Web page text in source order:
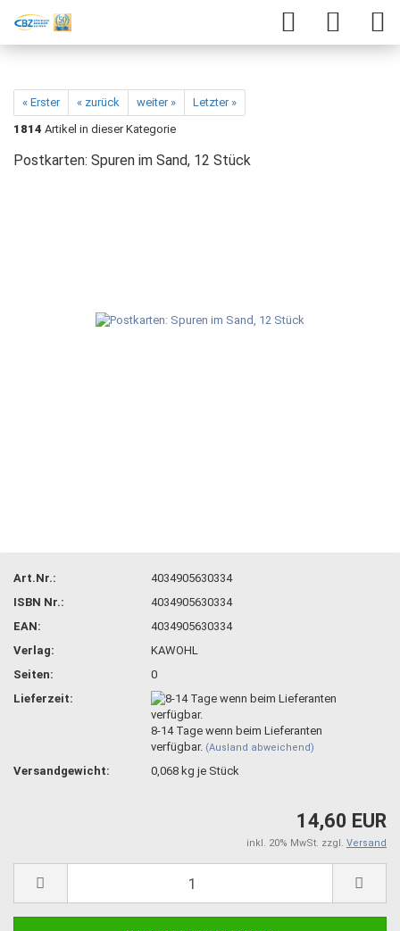
« Erster « zurück weiter »
Letzter »
1814 Artikel in dieser Kategorie
Postkarten: Spuren im Sand, 12 Stück
Art.Nr.:
4034905630334
ISBN Nr.:
4034905630334
EAN:
4034905630334
Verlag:
KAWOHL
Seiten:
0
Lieferzeit:
8-14 Tage wenn beim Lieferanten
verfügbar. (Ausland abweichend)
Versandgewicht: 0,068 kg je Stück
14,60 EUR
inkl. 20% MwSt. zzgl. Versand